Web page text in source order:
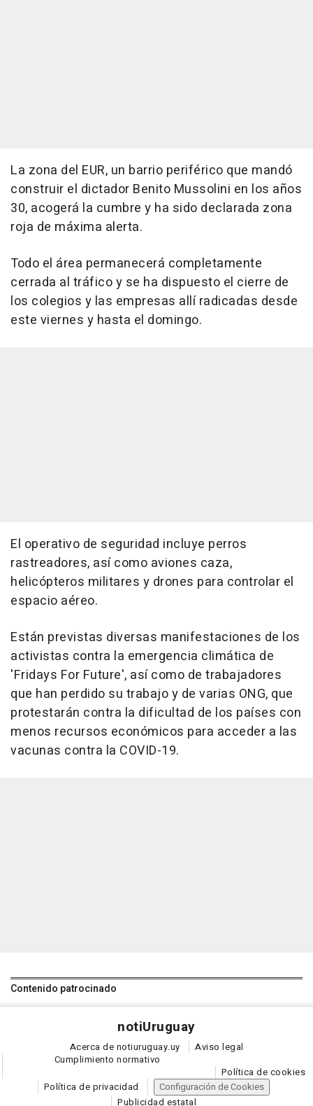
La zona del EUR, un barrio periférico que mandó
construir el dictador Benito Mussolini en los años
30, acogerá la cumbre y ha sido declarada zona
roja de máxima alerta.
Todo el área permanecerá completamente
cerrada al tráfico y se ha dispuesto el cierre de
los colegios y las empresas allí radicadas desde
este viernes y hasta el domingo.
El operativo de seguridad incluye perros
rastreadores, así como aviones caza,
helicópteros militares y drones para controlar el
espacio aéreo.
Están previstas diversas manifestaciones de los
activistas contra la emergencia climática de
'Fridays For Future', así como de trabajadores
que han perdido su trabajo y de varias ONG, que
protestarán contra la dificultad de los países con
menos recursos económicos para acceder a las
vacunas contra la COVID-19.
Contenido patrocinado
notiUruguay
Acerca de notiuruguay.uy
Aviso legal
Cumplimiento normativo
Política de cookies
Política de privacidad
Configuración de Cookies
Publicidad estatal